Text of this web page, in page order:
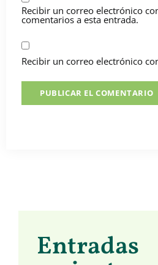
Recibir un correo electrónico
comentarios a esta entrada.
Recibir un correo electrónico
Entradas